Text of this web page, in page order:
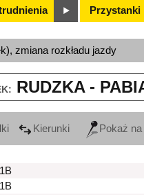
Przystanki
zmiana rozkładu jazdy
RUDZKA -
Kierunki Pokaż